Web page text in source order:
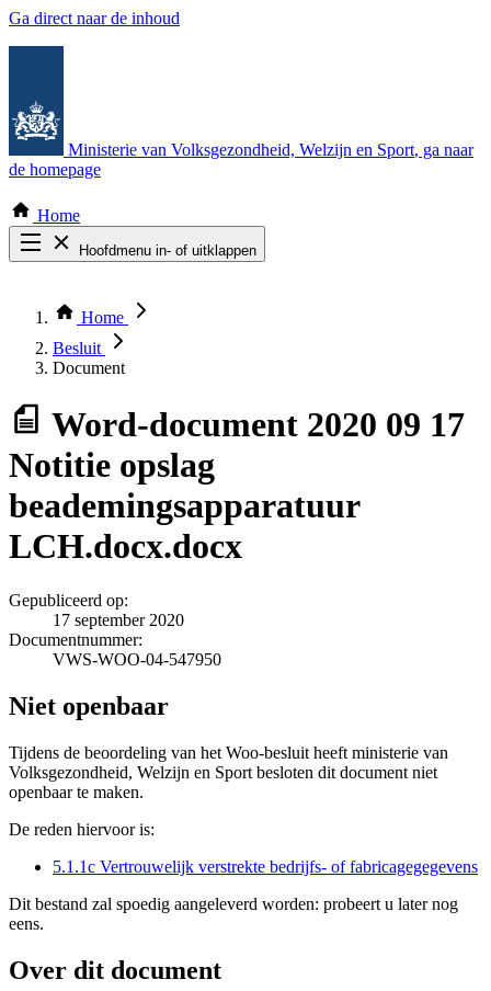
Ga direct naar de inhoud
Ministerie van Volksgezondheid, Welzijn en Sport, ga naar
de homepage
Home
Hoofdmenu in- of uitklappen
Thema COVID-19
Bekijk per bestuursorgaan
Home
Besluit
Document
Word-document 2020 09 17
Notitie opslag
beademingsapparatuur
LCH.docx.docx
Gepubliceerd op:
17 september 2020
Documentnummer:
VWS-WOO-04-547950
Niet openbaar
Tijdens de beoordeling van het Woo-besluit heeft ministerie van
Volksgezondheid, Welzijn en Sport besloten dit document niet
openbaar te maken.
De reden hiervoor is:
5.1.1c Vertrouwelijk verstrekte bedrijfs- of fabricagegegevens
Dit bestand zal spoedig aangeleverd worden: probeert u later nog
eens.
Over dit document